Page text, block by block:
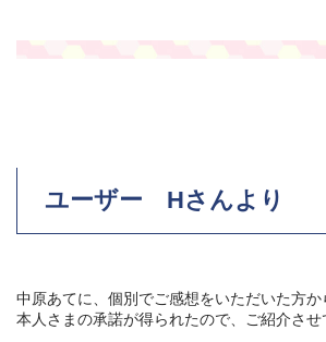
ユーザー Hさんより
中原あてに、個別でご感想をいただいた方
本人さまの承諾が得られたので、ご紹介させ